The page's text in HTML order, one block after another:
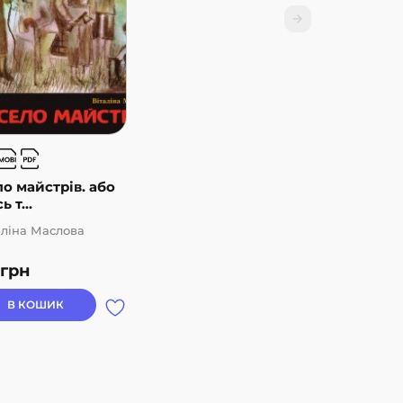
майстрів. або
т...
грн
Маслова
В КОШИК